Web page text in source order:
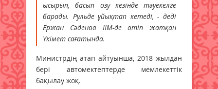
ысырып, басып озу кезінде тәуекелге
барады. Рульде ұйықтап кетеді, - деді
Ержан Сәденов ІІМ-де өтіп жатқан
Үкімет сағатында.
Министрдің атап айтуынша, 2018 жылдан
бері автомектептерде мемлекеттік
бақылау жоқ.